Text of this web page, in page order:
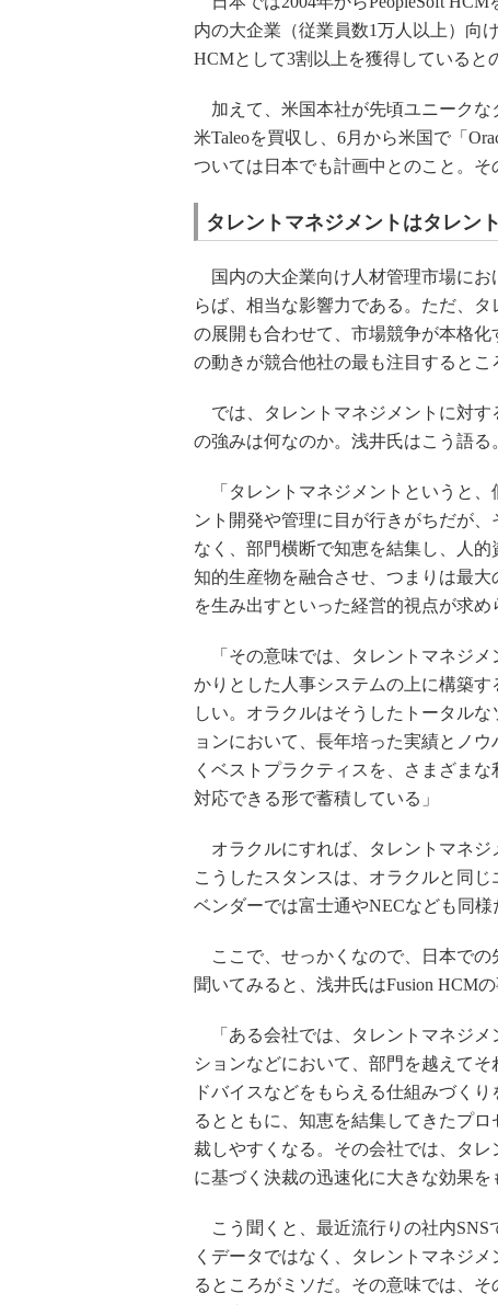
内の大企業（従業員数1万人以上）向
HCMとして3割以上を獲得していると
加えて、米国本社が先頃ユニークな
米Taleoを買収し、6月から米国で「
ついては日本でも計画中とのこと。そ
タレントマネジメントはタレン
国内の大企業向け人材管理市場にお
らば、相当な影響力である。ただ、
の展開も合わせて、市場競争が本格
の動きが競合他社の最も注目するとこ
では、タレントマネジメントに対す
の強みは何なのか。浅井氏はこう語る
「タレントマネジメントというと、
ント開発や管理に目が行きがちだが、
なく、部門横断で知恵を結集し、人的
知的生産物を融合させ、つまりは最大
を生み出すといった経営的視点が求め
「その意味では、タレントマネジメ
かりとした人事システムの上に構築す
しい。オラクルはそうしたトータルな
ョンにおいて、長年培った実績とノウ
くベストプラクティスを、さまざまな
対応できる形で蓄積している」
オラクルにすれば、タレントマネジ
こうしたスタンスは、オラクルと同
ベンダーでは富士通やNECなども同様
ここで、せっかくなので、日本での
聞いてみると、浅井氏はFusion HCM
「ある会社では、タレントマネジメ
ションなどにおいて、部門を越えて
ドバイスなどをもらえる仕組みづく
るとともに、知恵を結集してきたプ
裁しやすくなる。その会社では、タ
に基づく決裁の迅速化に大きな効果を
こう聞くと、最近流行りの社内SNS
くデータではなく、タレントマネジ
るところがミソだ。その意味では、